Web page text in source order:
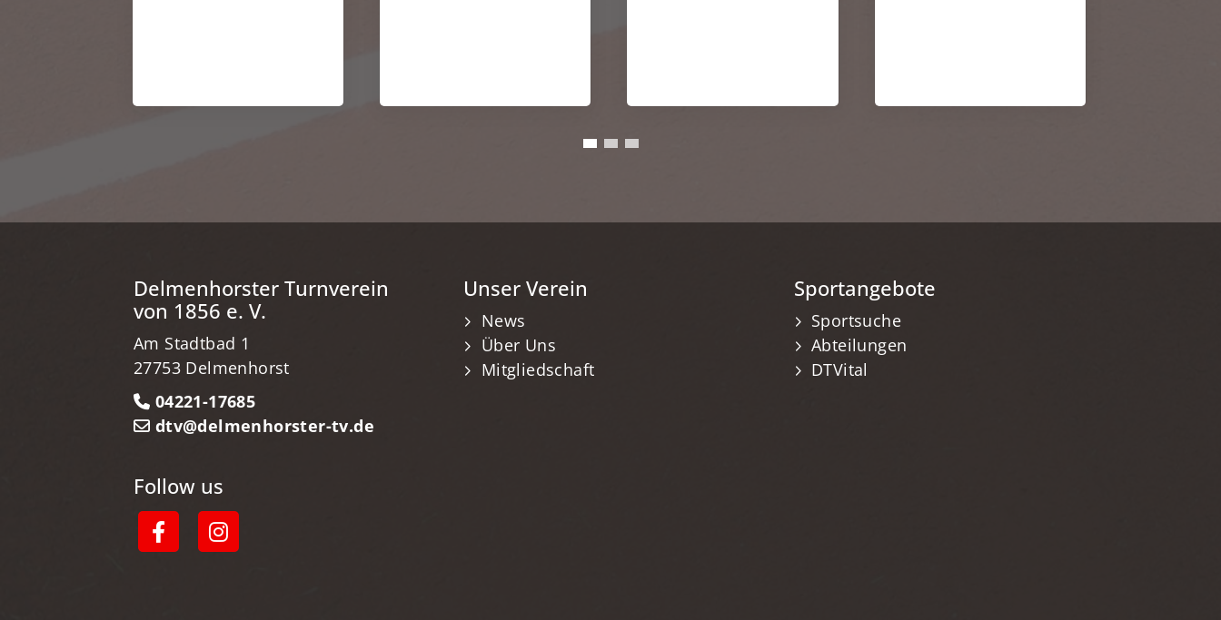
Delmenhorster Turnverein
von 1856 e. V.
Am Stadtbad 1
27753 Delmenhorst
04221-17685
dtv@delmenhorster-tv.de
Unser Verein
News
Über Uns
Mitgliedschaft
Sportangebote
Sportsuche
Abteilungen
DTVital
Follow us